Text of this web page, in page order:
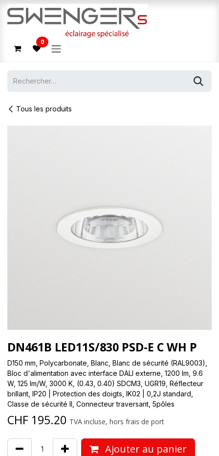
Se rendre au contenu
0
Tous les produits
DN461B LED11S/830 PSD-E C WH P
D150 mm, Polycarbonate, Blanc, Blanc de sécurité (RAL9003),
Bloc d'alimentation avec interface DALI externe, 1200 lm, 9.6
W, 125 lm/W, 3000 K, (0.43, 0.40) SDCM3, UGR19, Réflecteur
brillant, IP20 | Protection des doigts, IK02 | 0,2J standard,
Classe de sécurité II, Connecteur traversant, 5pôles
CHF 195.20 TVA incluse, hors frais de port
Ajouter au panier